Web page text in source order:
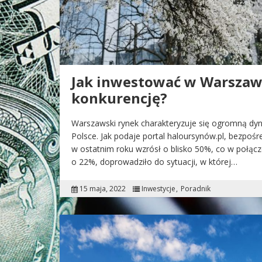
Jak inwestować w
konkurencję?
Warszawski rynek charakteryzuje się ogromną
Polsce. Jak podaje portal haloursynów.pl,
w ostatnim roku wzrósł o blisko 50%, co w
o 22%, doprowadziło do sytuacji, w której…
15 maja, 2022 Inwestycje Poradnik